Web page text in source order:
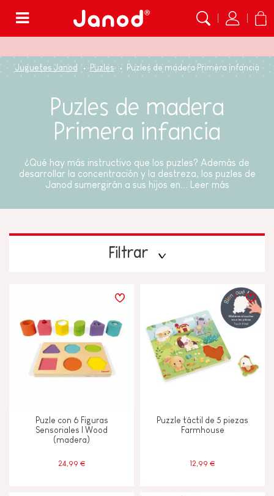
Juguetes Janod Puzles Puzles de madera Primera infancia
Puzles de madera
Primera infancia
¿Qué hay más instructivo que los puzles? Además de
desarrollar la concentración y la destreza, los puzles de
Janod sumergirán a sus hijos en...
Leer más
Filtrar
TIPOS DE APRENDIZAJE
Descubrir y experimentar
Imaginar, inventar y crear
Leer, escribir y contar
Puzle con 6 Figuras
Sensoriales I Wood
(madera)
24,99 €
Puzzle táctil de 5 piezas
Farmhouse
12,99 €